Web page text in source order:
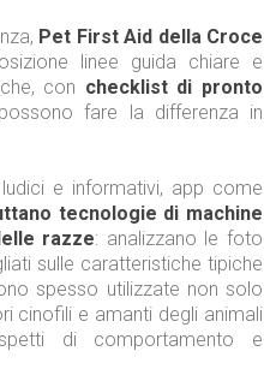
Pet First Aid della Croce
linee guida chiare e
con checklist di pronto
fare la differenza in
e informativi, app come
tecnologie di machine
razze: analizzano le foto
sulle caratteristiche tipiche
spesso utilizzate non solo
cinofili e amanti degli animali
di comportamento e